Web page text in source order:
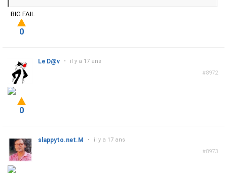
BIG FAIL
0
#8972
Le D@v • il y a 17 ans
0
#8973
slappyto.net.M • il y a 17 ans